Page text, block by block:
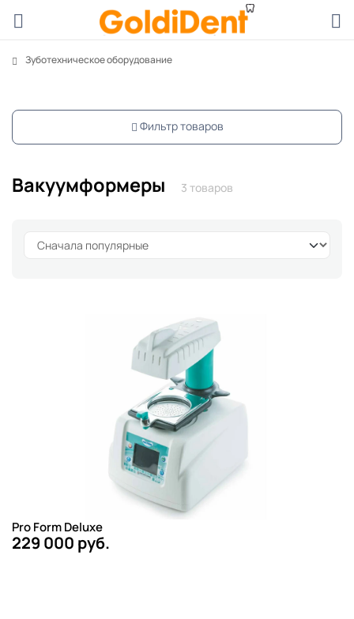
Зуботехническое оборудование
Фильтр товаров
Вакуумформеры 3 товаров
Pro Form Deluxe
229 000 руб.